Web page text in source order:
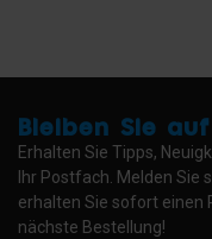
Bleiben Sie
Erhalten Sie Tipps,
Ihr Postfach. Melden
erhalten Sie sofort einen
nächste Bestellung!